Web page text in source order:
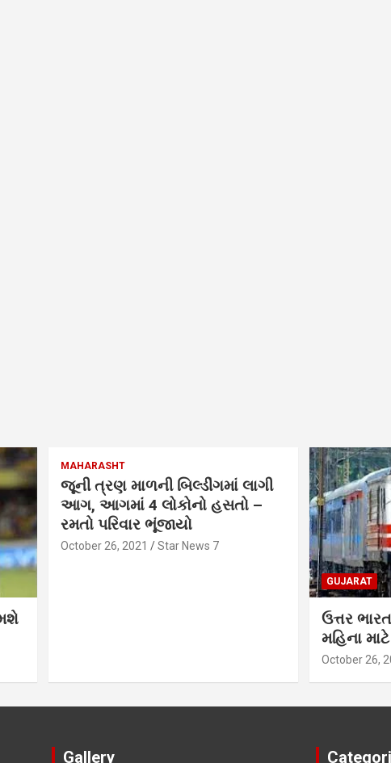
MAHARASHT
જૂની ત્રણ માળની બિલ્ડીંગમાં લાગી
આગ, આગમાં 4 લોકોનો હસતો –
રમતો પરિવાર ભૂંજાયો
October 26, 2021 Star News 7
GUJARAT
ઉત્તર
મહિના
October 26,
Gallery